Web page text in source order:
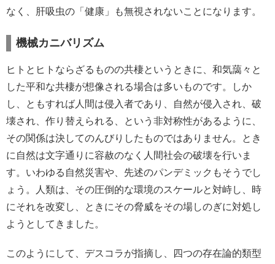
なく、肝吸虫の「健康」も無視されないことになります。
機械カニバリズム
ヒトとヒトならざるものの共棲というときに、和気藹々と
した平和な共棲が想像される場合は多いものです。しか
し、ともすれば人間は侵入者であり、自然が侵入され、破
壊され、作り替えられる、という非対称性があるように、
その関係は決してのんびりしたものではありません。とき
に自然は文字通りに容赦のなく人間社会の破壊を行いま
す。いわゆる自然災害や、先述のパンデミックもそうでし
ょう。人類は、その圧倒的な環境のスケールと対峙し、時
にそれを改変し、ときにその脅威をその場しのぎに対処し
ようとしてきました。
このようにして、デスコラが指摘し、四つの存在論的類型